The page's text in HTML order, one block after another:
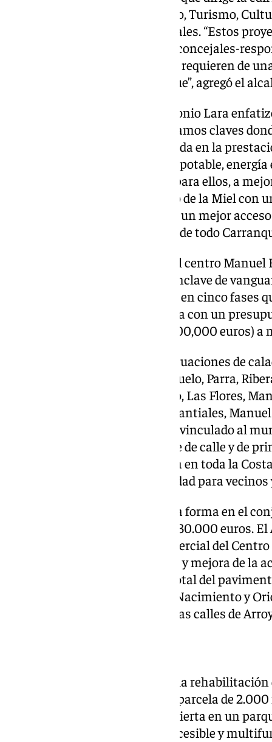
Vías y Obras, junto a Urbanismo, Turismo,
Comercio, entre otras áreas locales. “Estos
trabajo previo de los técnicos y concejales-
de actuar en muchas zonas que requieren de
hace años, entre ellas, Carranque”, agregó el
Respecto a esta zona, Juan Antonio Lara
Carranque implica actuar en tramos claves
“un barrio con su vida útil agotada en la
alumbrado, suministro de agua potable,
accesibilidad”. “Todo cambiará para ellos, a
barrio a la vanguardia en Arroyo de la Miel con
soterramiento de líneas aéreas, un mejor
desarrollo comercial y turístico de todo
En cuanto a la remodelación del centro
permitiría convertirlo en otro enclave de
artes en Benalmádena, dividido en cinco fases
hasta su total puesta en marcha con un
de euros, destinando un 20% (800,000 euros)
Junto a esto, se contemplan actuaciones de
calles de la zona, como calle Ciruelo, Parra,
Zurbarán, Membrilo, El Naranjo, Las Flores,
Zurbarán, Picasso, Sorolla, Manantiales,
pasa por conformar un enclave vinculado al
rodeado de obras artísticas a pie de calle y de
para dotarlo de identidad propia en toda la
como un reclamo más de la ciudad para
La calle Mercurio también toma forma en el
un presupuesto superior a los 730.000 euros.
obra fortalecer la actividad comercial del
la Miel, mediante la ampliación y mejora de la
peatonales con la renovación total del
Centro de Salud y las calles del Nacimiento y
pavimentación adoptado para las calles de
A este enclave, le acompañaría la
y su transformación sobre una parcela de
“una zona abandonada” se convierta en un
sostenibilidad como espacio accesible y